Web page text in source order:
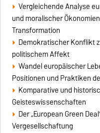
Vergleichende Analyse
und moralischer
Transformation
Demokratischer Konflikt
politischem Affekt
Wandel europäischer
Positionen und Praktiken
Komparative und
Geisteswissenschaften
Der „European Green
Vergesellschaftung